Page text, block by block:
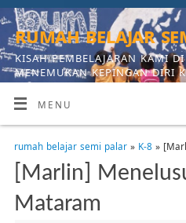
rumah belajar
KISAH PEMBELAJARAN KAMI
MENEMUKAN KEPINGAN DIRI
MENU
rumah belajar semi palar» K-8 »
[Marlin]
Mataram